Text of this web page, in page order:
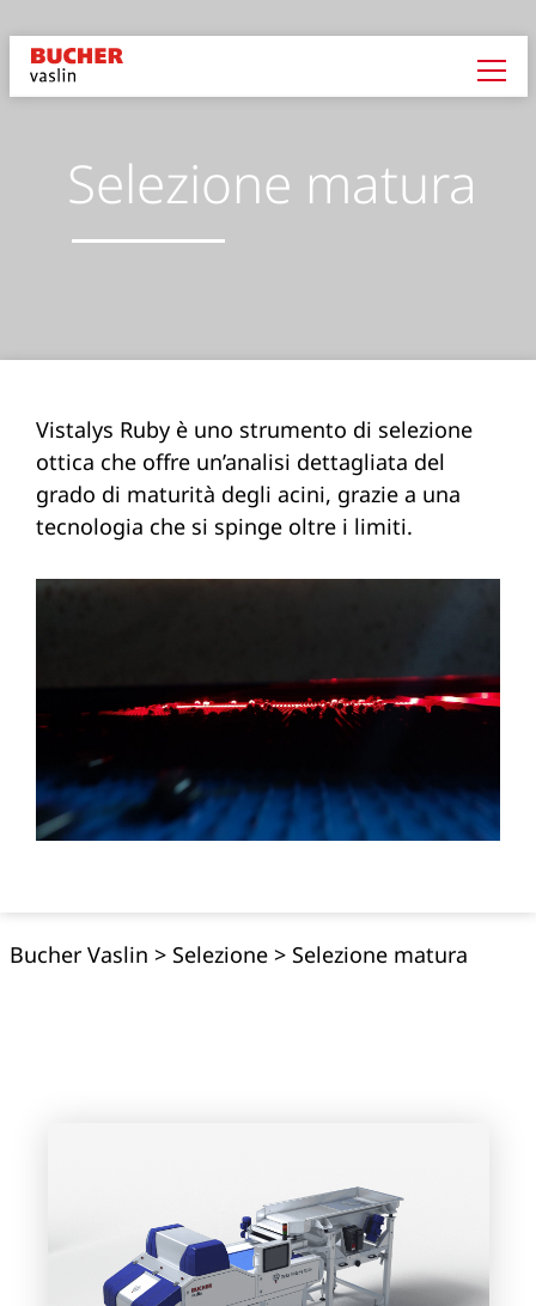
Selezione matura
Vistalys Ruby è uno strumento di selezione
ottica che offre un’analisi dettagliata del
grado di maturità degli acini, grazie a una
tecnologia che si spinge oltre i limiti.
Bucher Vaslin > Selezione> Selezione matura